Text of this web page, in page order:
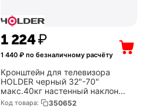
1 224₽
1 440₽ по безналичному расчёту
Кронштейн для телевизора
HOLDER черный 32"-70"
макс.40кг настенный наклон
(LCD-T6628-B)
Код товара: 350652